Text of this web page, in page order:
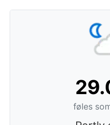
føles